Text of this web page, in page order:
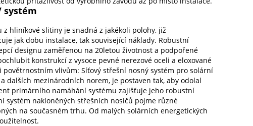
systém
hliníkové slitiny je snadná z jakékoli polohy, již
jak dobu instalace, tak související náklady. Robustní
designu zaměřenou na 20letou životnost a podpořené
konstrukcí z vysoce pevné nerezové oceli a eloxované
vlivům: Síťový střešní nosný systém pro solární
dalších mezinárodních norem, je postaven tak, aby odolal
primárního namáhání systému zajišťuje jeho robustní
nakloněných střešních nosičů pojme různé
na současném trhu. Od malých solárních energetických